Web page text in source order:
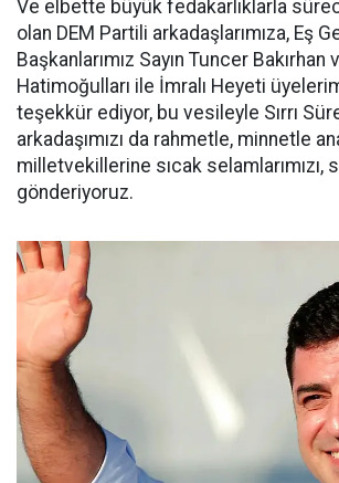
Ve elbette büyük fedakarlıklarla
olan DEM Partili arkadaşlarımıza, Eş
Başkanlarımız Sayın Tuncer Bakırhan
Hatimoğulları ile İmralı Heyeti
teşekkür ediyor, bu vesileyle Sırrı
arkadaşımızı da rahmetle, minnetle
milletvekillerine sıcak selamlarımızı,
gönderiyoruz.